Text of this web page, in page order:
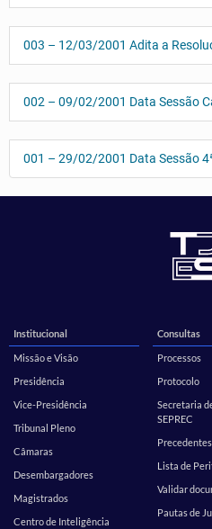
003 – 12/03/2001 Adita a
002 – 09/02/2001 Data Sessão
001 – 29/02/2001 Data Sessão
Institucional
Missão e Visão
Presidência
Vice-Presidência
Tribunal Pleno
Câmaras
Desembargadores
Magistrados
Centro de Inteligência
Consultas
Processos
Protocolo
Secretaria
SEPREC
Precedentes
Lista de
Validar
Pautas de